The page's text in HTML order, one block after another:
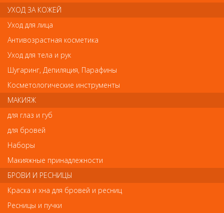
В закладки
Характеристики:
Тип Ножи для машинок
Материал Металл
Совместимость Для триммера DEWAL Jet Trim 03-836
Ширина, мм 5
Высота среза, мм 0,5
Отзывы
Ваш отзыв станет первым
Напишите свой отзыв
Комментарий
УХОД ЗА КОЖЕЙ
Уход для лица
Антивозрастная косметика
Уход для тела и рук
Шугаринг, Депиляция, Парафины
Косметологические инструменты
МАКИЯЖ
для глаз и губ
для бровей
Наборы
Макияжные принадлежности
БРОВИ И РЕСНИЦЫ
Краска и хна для бровей и ресниц
Ресницы и пучки